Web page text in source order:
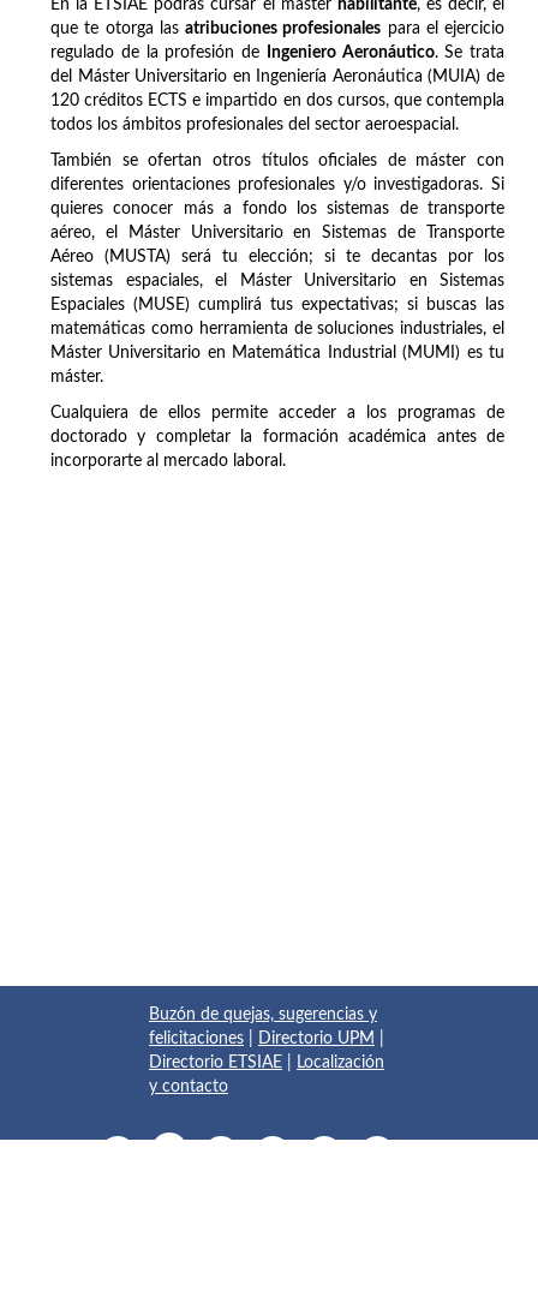
En la ETSIAE podrás cursar el máster habilitante, es decir, el
que te otorga las atribuciones profesionales para el ejercicio
regulado de la profesión de
Ingeniero Aeronáutico. Se trata
del Máster Universitario en Ingeniería Aeronáutica (MUIA) de
120 créditos ECTS e impartido en dos cursos, que contempla
todos los ámbitos profesionales del sector aeroespacial.
También se ofertan otros títulos oficiales de máster con
diferentes orientaciones profesionales y/o investigadoras. Si
quieres conocer más a fondo los sistemas de transporte
aéreo, el Máster Universitario en Sistemas de Transporte
Aéreo (MUSTA) será tu elección; si te decantas por los
sistemas espaciales, el Máster Universitario en Sistemas
Espaciales (MUSE) cumplirá tus expectativas; si buscas las
matemáticas como herramienta de soluciones industriales, el
Máster Universitario en Matemática Industrial (MUMI) es tu
máster.
Cualquiera de ellos permite acceder a los programas de
doctorado y completar la formación académica antes de
incorporarte al mercado laboral.
Buzón de quejas, sugerencias y
felicitaciones
Directorio UPM
Directorio ETSIAE
Localización
y contacto